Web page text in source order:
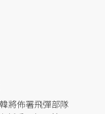
將佈署飛彈部隊